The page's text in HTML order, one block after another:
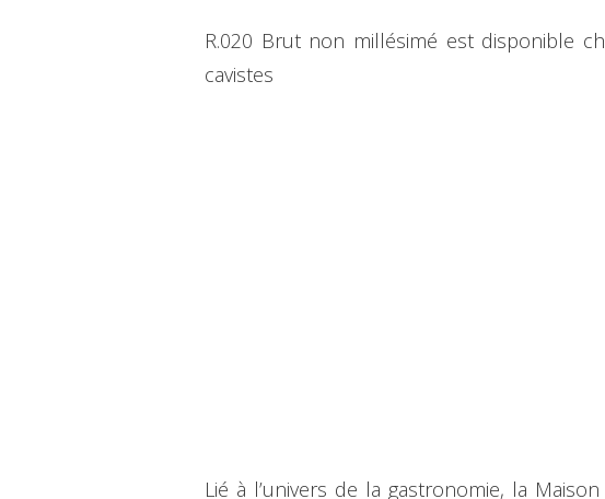
R.020 Brut non millésimé est disponible
cavistes
Lié à l’univers de la gastronomie, la